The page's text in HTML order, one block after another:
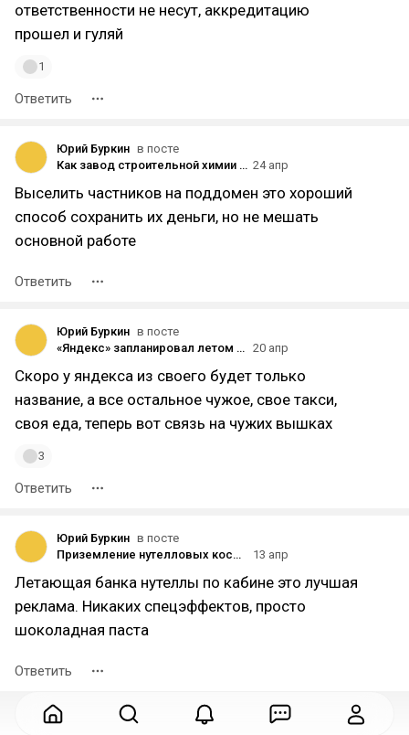
ответственности не несут, аккредитацию
прошел и гуляй
1
Ответить
Юрий Буркин в посте
Как завод строительной химии объединил Я.Директ, VK-рекламу и контент-маркетинг и привлек 300+ крупных клиентов вместо мелких частников 24 апр
Выселить частников на поддомен это хороший
способ сохранить их деньги, но не мешать
основной работе
Ответить
Юрий Буркин в посте
«Яндекс» запланировал летом 2026 года запустить виртуального мобильного оператора на сети «Билайна» — «Ъ» 20 апр
Скоро у яндекса из своего будет только
название, а все остальное чужое, свое такси,
своя еда, теперь вот связь на чужих вышках
3
Ответить
Юрий Буркин в посте
Приземление нутелловых космонавтов, а также деанон Сатоши Накамото
13 апр
Летающая банка нутеллы по кабине это лучшая
реклама. Никаких спецэффектов, просто
шоколадная паста
Ответить